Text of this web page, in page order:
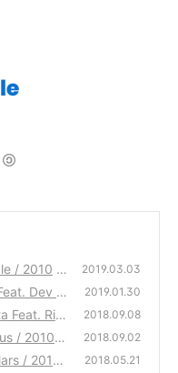
/ 2010 2019.03.03
Dev /
2019.01.30
Feat. Rih
2018.09.08
/ 2010 2018.09.02
/ 2010 2018.05.21